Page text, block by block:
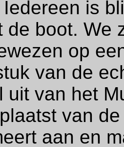
is
de boot. We
op
van de
uit van het
van
aan en